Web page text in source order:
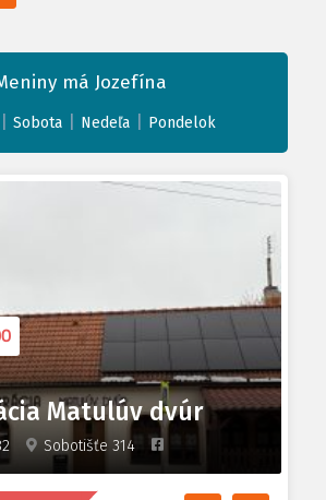
má Jozefína
Sobota Nedeľa Pondelok
Matulúv dvúr
Sobotišťe 314